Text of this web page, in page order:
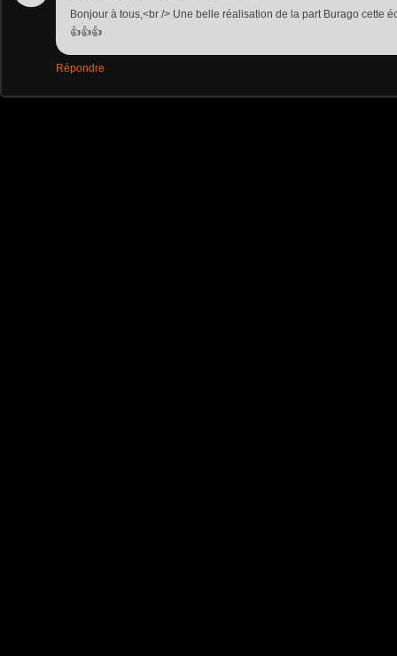
Bonjour à tous,<br /> Une belle réalisation de la part Burago cette
👍👍👍
Répondre